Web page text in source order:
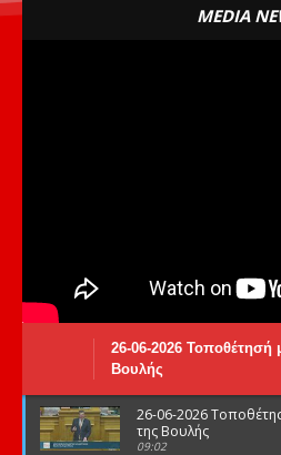
MEDIA
26-06-2026 Τοποθέτησή
Βουλής
26-06-2026
της Βουλής
09:02